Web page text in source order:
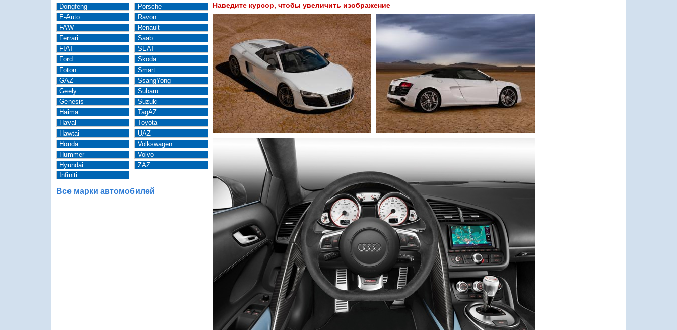
Dongfeng
E-Auto
FAW
Ferrari
FIAT
Ford
Foton
GAZ
Geely
Genesis
Haima
Haval
Hawtai
Honda
Hummer
Hyundai
Infiniti
Porsche
Ravon
Renault
Saab
SEAT
Skoda
Smart
SsangYong
Subaru
Suzuki
TagAZ
Toyota
UAZ
Volkswagen
Volvo
ZAZ
Все марки автомобилей
Наведите курсор, чтобы увеличить изображение